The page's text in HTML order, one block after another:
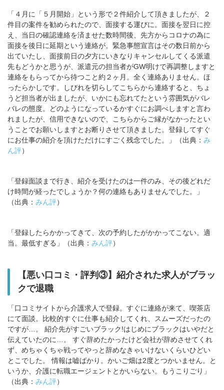
「４月に「５月開始」という形で２件紹介して頂きましたが、２
件目の案件を勧められたので、面接する運びに。面接を翌日に控
え、当日の確認連絡を済ませた数時間後、先方からコロナの為に
面接を後日に延期という連絡が。緊急事態宣言はその数日前から
出ていたし、面接前日の夕方にいきなりキャンセルしてくる派遣
先もどうかと思うが、派遣元の担当者がGW明けで再調整しますと
連絡をもらってから待つこと約２ヶ月。全く連絡ありません。ほ
ったらかしです。しびれを切らしてこちらから連絡すると、ちょ
うど担当者が出ましたが、いかにも忘れてたという雰囲気がバレ
バレの態度。どのようになっているかすぐにお調べしますと言わ
れましたが、信用できないので、こちらからご縁がなかったとい
うことでお願いしますとお断りさせて頂きました。登録してすぐ
にお仕事の紹介を頂けただけにすごく残念でした。」（出典： み
ん評）
「登録面談まで行き、紹介を受けたのは一件のみ、その後どれだ
け時間が経ったでしょうか？何の連絡もありませんでした。」
（出典： みん評）
「登録したらかかってきて、次の予約したがかかってこない。適
当。最低すぎる」（出典： みん評）
【悪い口コミ・評判③】紹介された求人がブラッ
クで退職
「口コミサイトから介護求人で登録。すぐに連絡が来て、喫茶店
にて面談。比較的すぐに仕事も紹介してくれ、スムーズだったの
ですが…。 紹介先がすごいブラック!はじめにブラックはいやだと
伝えていたのに…。 すぐ辞めたかったけど会社が辞めさせてくれ
ず、めちゃくちゃ戦ってやっと辞めなきゃいけないくらいひどい
とこでした。 情報は嘘ばかり。かいご畑は2度とつかいません。と
いうか、介護に転職エージェントとかいらない。もうこりごり」
（出典： みん評）